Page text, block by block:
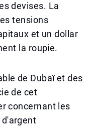
devises. La
tensions
et un dollar
la roupie.
de Dubaï et des
de cet
concernant les